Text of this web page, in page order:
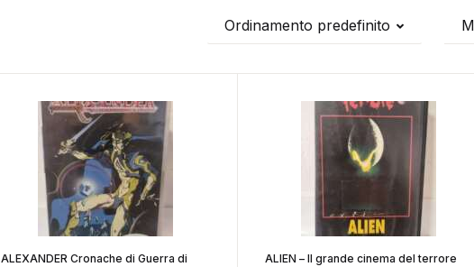
Ordinamento predefinito
ALEXANDER Cronache di Guerra di
ALIEN – Il grande cinema del terrore